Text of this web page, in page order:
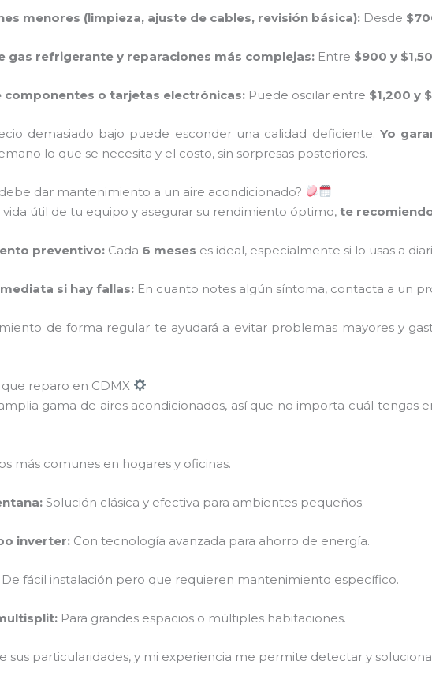
menores (limpieza, ajuste de cables, revisión básica): Desde
gas refrigerante y reparaciones más complejas: Entre $900 y
componentes o tarjetas electrónicas: Puede oscilar entre $1,200 y
demasiado bajo puede esconder una calidad deficiente. Yo
lo que se necesita y el costo, sin sorpresas posteriores.
dar mantenimiento a un aire acondicionado?
vida útil de tu equipo y asegurar su rendimiento óptimo, te
preventivo: Cada 6 meses es ideal, especialmente si lo usas a
si hay fallas: En cuanto notes algún síntoma, contacta a un
de forma regular te ayudará a evitar problemas mayores y
reparo en CDMX
gama de aires acondicionados, así que no importa cuál tengas
más comunes en hogares y oficinas.
Solución clásica y efectiva para ambientes pequeños.
inverter: Con tecnología avanzada para ahorro de energía.
De fácil instalación pero que requieren mantenimiento específico.
Para grandes espacios o múltiples habitaciones.
sus particularidades, y mi experiencia me permite detectar y